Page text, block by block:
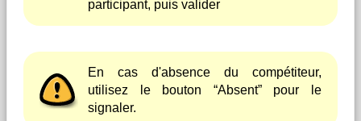
participant, puis valider
En cas d'absence du compétiteur,
utilisez le bouton “Absent” pour le
signaler.